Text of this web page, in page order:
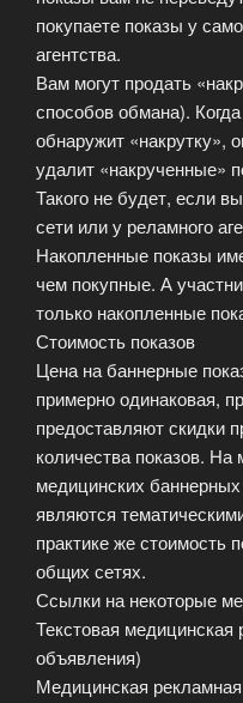
покупаете показы у
агентства.
Вам могут продать
способов обмана).
обнаружит «накрутку»,
удалит «накрученные»
Такого не будет, если
сети или у реламного
Накопленные показы
чем покупные. А
только накопленные
Стоимость показов
Цена на баннерные
примерно одинаковая,
предоставляют скидки
количества показов. На
медицинских
являются
практике же стоимость
общих сетях.
Ссылки на некоторые
Текстовая медицинская
объявления)
Медицинская